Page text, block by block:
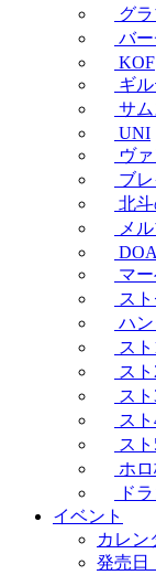
グ
バ
KOF
ギ
サ
UNI
ヴ
ブ
北
メ
DOA
マ
ス
ハ
スト
スト
ス
ス
ス
ホ
ド
イベント
カレン
発売日